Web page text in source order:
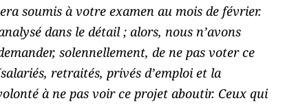
soumis à votre examen au mois de février.
dans le détail ; alors, nous n’avons
solennellement, de ne pas voter ce
retraités, privés d’emploi et la
à ne pas voir ce projet aboutir. Ceux qui